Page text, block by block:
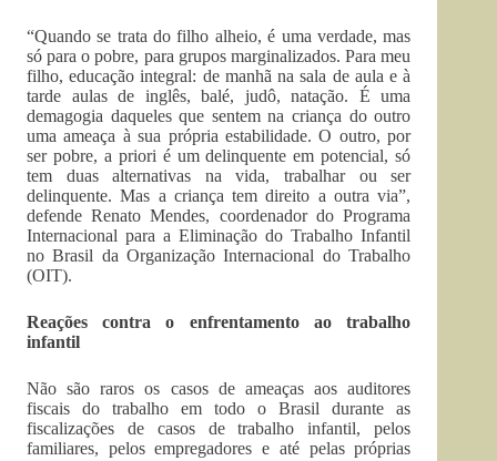
“Quando se trata do filho alheio, é uma verdade, mas
só para o pobre, para grupos marginalizados. Para meu
filho, educação integral: de manhã na sala de aula e à
tarde aulas de inglês, balé, judô, natação. É uma
demagogia daqueles que sentem na criança do outro
uma ameaça à sua própria estabilidade. O outro, por
ser pobre, a priori é um delinquente em potencial, só
tem duas alternativas na vida, trabalhar ou ser
delinquente. Mas a criança tem direito a outra via”,
defende Renato Mendes, coordenador do Programa
Internacional para a Eliminação do Trabalho Infantil
no Brasil da Organização Internacional do Trabalho
(OIT).
Reações contra o enfrentamento ao trabalho
infantil
Não são raros os casos de ameaças aos auditores
fiscais do trabalho em todo o Brasil durante as
fiscalizações de casos de trabalho infantil, pelos
familiares, pelos empregadores e até pelas próprias